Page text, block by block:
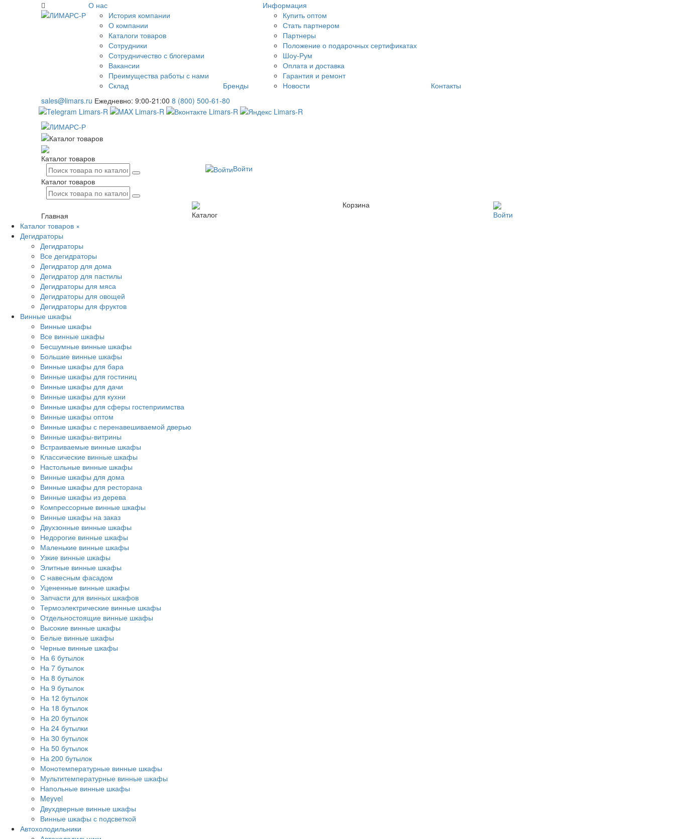
О нас
История компании
О компании
Каталоги товаров
Сотрудники
Сотрудничество с блогерами
Вакансии
Преимущества работы с нами
Склад
Бренды
Информация
Купить оптом
Стать партнером
Партнеры
Положение о подарочных сертификатах
Шоу-Рум
Оплата и доставка
Гарантия и ремонт
Новости
Контакты
sales@limars.ru Ежедневно: 9:00-21:00 8 (800) 500-61-80
Каталог товаров
Войти
Каталог товаров
Главная Каталог
Корзина
Войти
Каталог товаров ×
Дегидраторы
Дегидраторы
Все дегидраторы
Дегидратор для дома
Дегидратор для пастилы
Дегидраторы для мяса
Дегидраторы для овощей
Дегидраторы для фруктов
Винные шкафы
Винные шкафы
Все винные шкафы
Бесшумные винные шкафы
Большие винные шкафы
Винные шкафы для бара
Винные шкафы для гостиниц
Винные шкафы для дачи
Винные шкафы для кухни
Винные шкафы для сферы гостеприимства
Винные шкафы оптом
Винные шкафы с перенавешиваемой дверью
Винные шкафы-витрины
Встраиваемые винные шкафы
Классические винные шкафы
Настольные винные шкафы
Винные шкафы для дома
Винные шкафы для ресторана
Винные шкафы из дерева
Компрессорные винные шкафы
Винные шкафы на заказ
Двухзонные винные шкафы
Недорогие винные шкафы
Маленькие винные шкафы
Узкие винные шкафы
Элитные винные шкафы
С навесным фасадом
Уцененные винные шкафы
Запчасти для винных шкафов
Термоэлектрические винные шкафы
Отдельностоящие винные шкафы
Высокие винные шкафы
Белые винные шкафы
Черные винные шкафы
На 6 бутылок
На 7 бутылок
На 8 бутылок
На 9 бутылок
На 12 бутылок
На 18 бутылок
На 20 бутылок
На 24 бутылки
На 30 бутылок
На 50 бутылок
На 200 бутылок
Монотемпературные винные шкафы
Мультитемпературные винные шкафы
Напольные винные шкафы
Meyvel
Двухдверные винные шкафы
Винные шкафы с подсветкой
Автохолодильники